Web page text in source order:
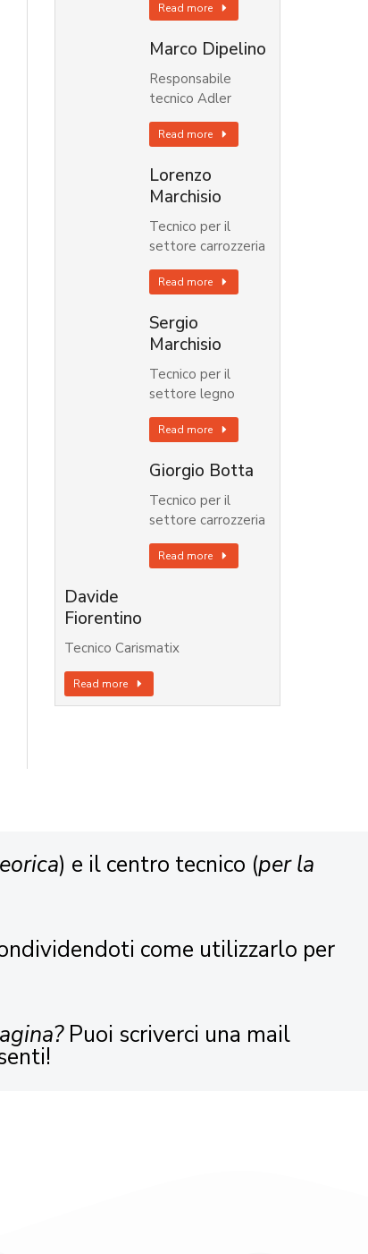
Read more
Marco Dipelino
Responsabile
tecnico Adler
Read more
Lorenzo
Marchisio
Tecnico per il
settore carrozzeria
Read more
Sergio
Marchisio
Tecnico per il
settore legno
Read more
Giorgio Botta
Tecnico per il
settore carrozzeria
Read more
Davide
Fiorentino
Tecnico Carismatix
Read more
) e il centro tecnico (per la
come utilizzarlo per
Puoi scriverci una mail